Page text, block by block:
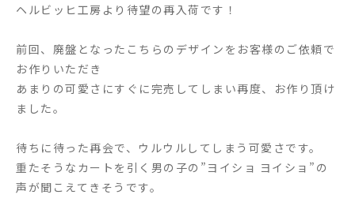
ヘルビッヒ工房より待望の再入荷です！
前回、廃盤となったこちらのデザインをお客様のご依頼で
お作りいただき
あまりの可愛さにすぐに完売してしまい再度、お作り頂け
ました。
待ちに待った再会で、ウルウルしてしまう可愛さです。
重たそうなカートを引く男の子の”ヨイショ ヨイショ”の
声が聞こえてきそうです。